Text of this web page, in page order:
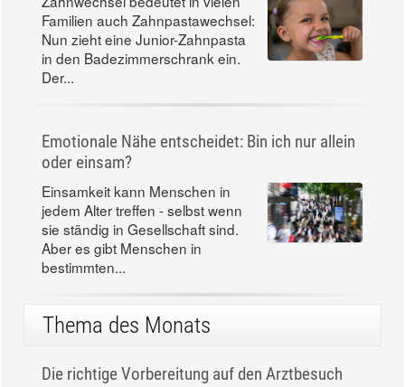
Familien auch Zahnpastawechsel:
Nun zieht eine Junior-Zahnpasta
in den Badezimmerschrank ein.
Der...
Emotionale Nähe entscheidet: Bin ich nur allein
oder einsam?
Einsamkeit kann Menschen in
jedem Alter treffen - selbst wenn
sie ständig in Gesellschaft sind.
Aber es gibt Menschen in
bestimmten...
Thema des Monats
Die richtige Vorbereitung auf den Arztbesuch